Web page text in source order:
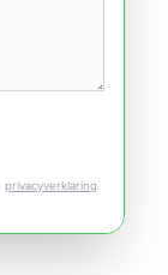
privacyverklaring